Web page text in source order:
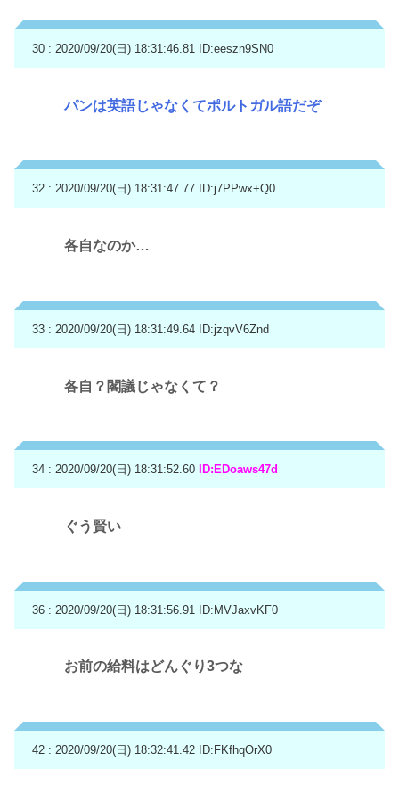
30 : 2020/09/20(日) 18:31:46.81 ID:eeszn9SN0
パンは英語じゃなくてポルトガル語だぞ
32 : 2020/09/20(日) 18:31:47.77 ID:j7PPwx+Q0
各自なのか…
33 : 2020/09/20(日) 18:31:49.64 ID:jzqvV6Znd
各自？閣議じゃなくて？
34 : 2020/09/20(日) 18:31:52.60 ID:EDoaws47d
ぐう賢い
36 : 2020/09/20(日) 18:31:56.91 ID:MVJaxvKF0
お前の給料はどんぐり3つな
42 : 2020/09/20(日) 18:32:41.42 ID:FKfhqOrX0